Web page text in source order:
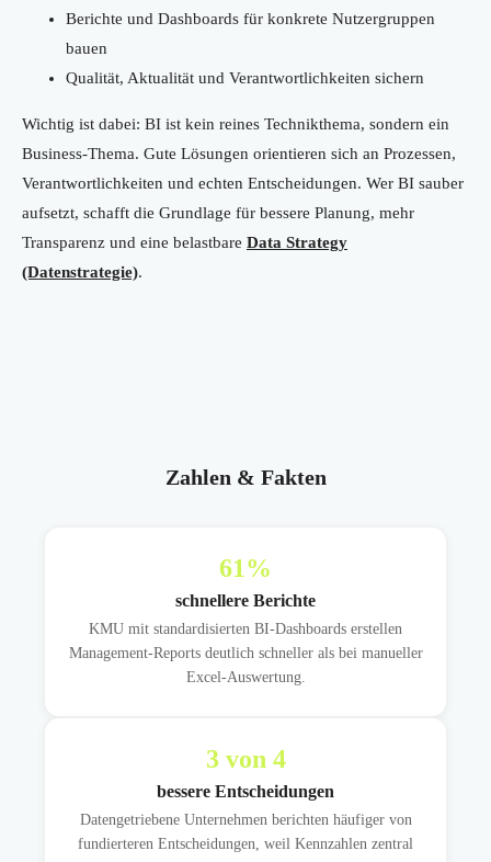
Berichte und Dashboards für konkrete Nutzergruppen
bauen
Qualität, Aktualität und Verantwortlichkeiten sichern
Wichtig ist dabei: BI ist kein reines Technikthema, sondern ein
Business-Thema. Gute Lösungen orientieren sich an Prozessen,
Verantwortlichkeiten und echten Entscheidungen. Wer BI sauber
aufsetzt, schafft die Grundlage für bessere Planung, mehr
Transparenz und eine belastbare Data Strategy
(Datenstrategie).
Zahlen & Fakten
61%
schnellere Berichte
KMU mit standardisierten BI-Dashboards erstellen
Management-Reports deutlich schneller als bei manueller
Excel-Auswertung.
3von 4
bessere Entscheidungen
Datengetriebene Unternehmen berichten häufiger von
fundierteren Entscheidungen, weil Kennzahlen zentral